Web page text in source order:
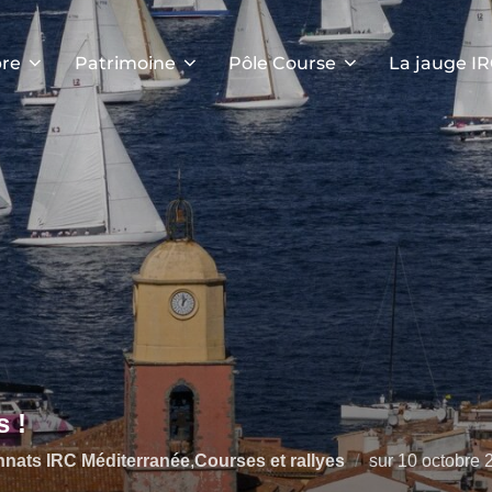
Patrimoine Pôle Course La jauge
!
IRC Méditerranée,Courses et rallyes surPublié
le
10 octobre